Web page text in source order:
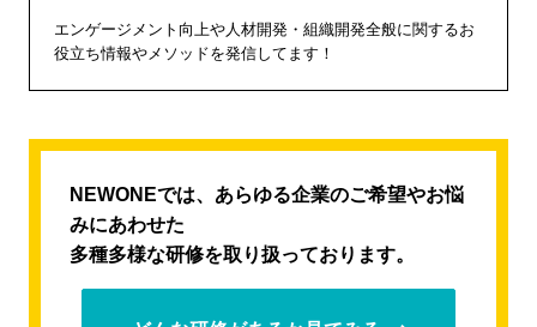
エンゲージメント向上や人材開発・組織開発全般に関するお
役立ち情報やメソッドを発信してます！
NEWONEでは、あらゆる企業のご希望やお悩
みにあわせた
多種多様な研修を取り扱っております。